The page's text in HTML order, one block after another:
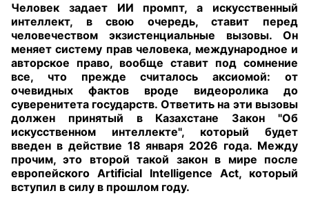
Человек задает ИИ промпт, а искусственный
интеллект, в свою очередь, ставит перед
человечеством экзистенциальные вызовы. Он
меняет систему прав человека, международное и
авторское право, вообще ставит под сомнение
все, что прежде считалось аксиомой: от
очевидных фактов вроде видеоролика до
суверенитета государств. Ответить на эти вызовы
должен принятый в Казахстане Закон "Об
искусственном интеллекте", который будет
введен в действие 18 января 2026 года. Между
прочим, это второй такой закон в мире после
европейского Artificial Intelligence Act, который
вступил в силу в прошлом году.